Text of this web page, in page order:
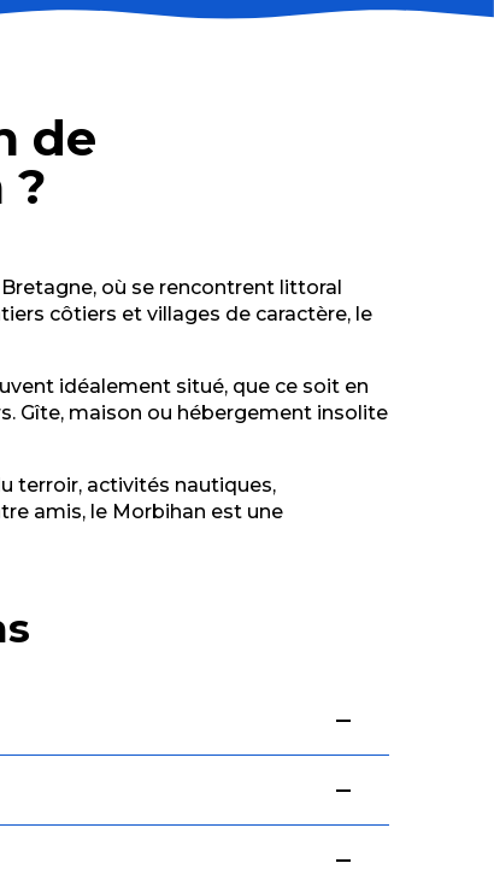
de
?
où se rencontrent littoral
côtiers et villages de caractère, le
idéalement situé, que ce soit en
Gîte, maison ou hébergement insolite
terroir, activités nautiques,
amis, le Morbihan est une